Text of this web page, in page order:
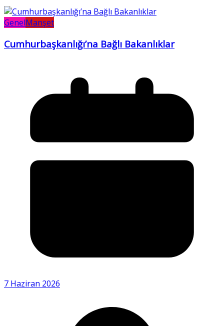
GenelManşet
Cumhurbaşkanlığı’na Bağlı Bakanlıklar
7 Haziran 2026